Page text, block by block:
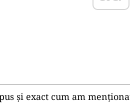
şi exact cum am